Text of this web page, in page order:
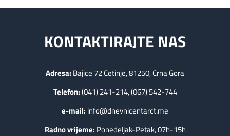
KONTAKTIRAJTE NAS
Adresa: Bajice 72 Cetinje, 81250, Crna Gora
Telefon:(041) 241-214, (067) 542-744
e-mail: info@dnevnicentarct.me
Radno vrijeme: Ponedeljak-Petak, 07h-15h